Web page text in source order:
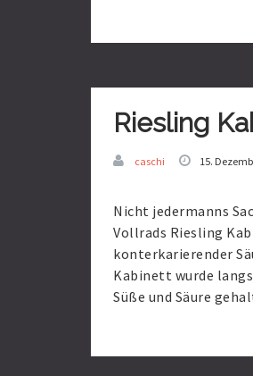
Riesling
caschi 15.
Nicht jedermanns
Vollrads Riesling
konterkarierender
Kabinett wurde
Süße und Säure